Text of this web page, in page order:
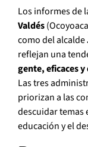
Los informes de
Valdés
como del alcalde
reflejan una
gente, eficaces
Las tres
priorizan a las
descuidar temas
educación y el